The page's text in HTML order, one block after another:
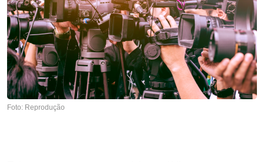
Foto: Reprodução